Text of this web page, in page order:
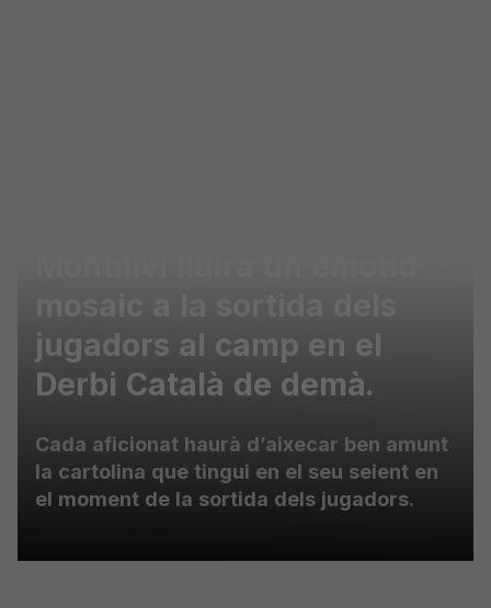
jugadors al camp en el
Derbi Català de demà.
Cada aficionat haurà d’aixecar ben amunt
la cartolina que tingui en el seu seient en
el moment de la sortida dels jugadors.